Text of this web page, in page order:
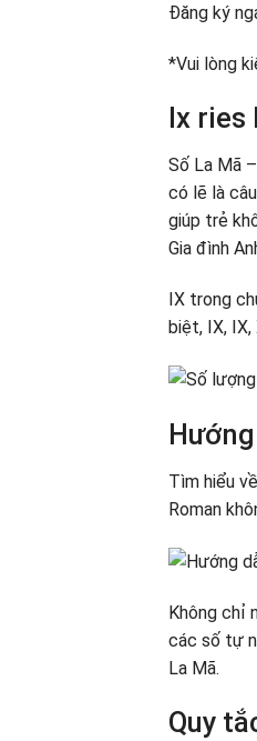
Bài
Bài
Bí
Hãy
Cha
Đăng ký
*Vui lòng
Ix ries
Số La Mã
có lẽ là
giúp trẻ
Gia đình
IX trong
biệt, IX, IX,
Tìm hiểu
Roman
Không chỉ
các số tự
La Mã.
Quy